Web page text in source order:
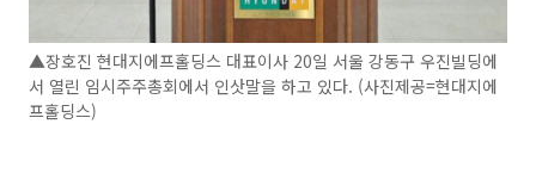
▲장호진 현대지에프홀딩스 대표이사 20일 서울 강동구 우진빌딩에
서 열린 임시주주총회에서 인삿말을 하고 있다. (사진제공=현대지에
프홀딩스)